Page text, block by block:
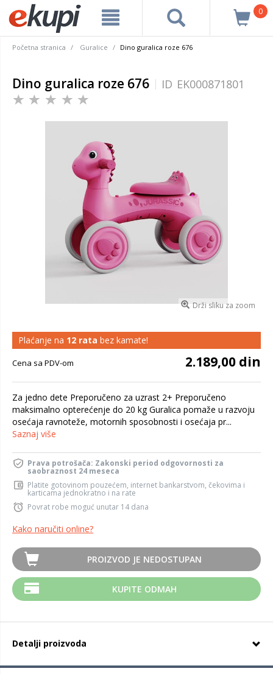
0
Početna stranica Guralice Dino guralica roze 676
Dino guralica roze 676 ID EK000871801
Drži sliku za zoom
Plaćanje na 12 rata bez kamate!
Cena sa PDV-om 2.189,00 din
Za jedno dete Preporučeno za uzrast 2+ Preporučeno
maksimalno opterećenje do 20 kg Guralica pomaže u razvoju
osećaja ravnoteže, motornih sposobnosti i osećaja pr...
Saznaj više
Prava potrošača: Zakonski period odgovornosti za
saobraznost 24 meseca
Platite gotovinom pouzećem, internet bankarstvom, čekovima i
karticama jednokratno i na rate
Povrat robe moguć unutar 14 dana
Kako naručiti online?
PROIZVOD JE NEDOSTUPAN
KUPITE ODMAH
Detalji proizvoda